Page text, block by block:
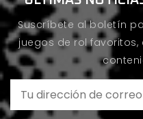
Suscríbete al boletín
juegos de rol